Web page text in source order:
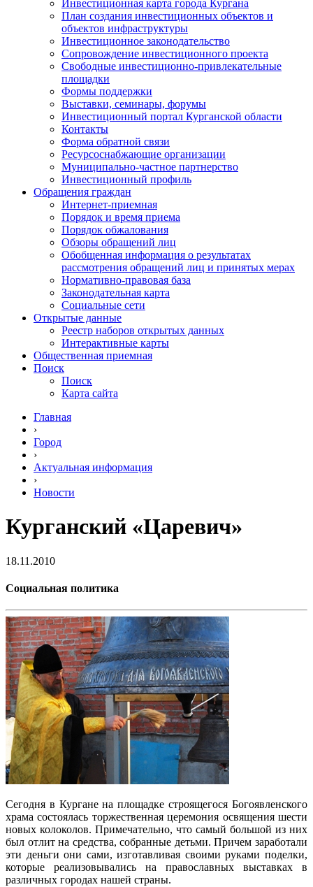
Инвестиционная карта города Кургана
План создания инвестиционных объектов и
объектов инфраструктуры
Инвестиционное законодательство
Сопровождение инвестиционного проекта
Свободные инвестиционно-привлекательные
площадки
Формы поддержки
Выставки, семинары, форумы
Инвестиционный портал Курганской области
Контакты
Форма обратной связи
Ресурсоснабжающие организации
Муниципально-частное партнерство
Инвестиционный профиль
Обращения граждан
Интернет-приемная
Порядок и время приема
Порядок обжалования
Обзоры обращений лиц
Обобщенная информация о результатах
рассмотрения обращений лиц и принятых мерах
Нормативно-правовая база
Законодательная карта
Социальные сети
Открытые данные
Реестр наборов открытых данных
Интерактивные карты
Общественная приемная
Поиск
Поиск
Карта сайта
Главная
›
Город
›
Актуальная информация
›
Новости
Курганский «Царевич»
18.11.2010
Социальная политика
Сегодня в Кургане на площадке строящегося Богоявленского
храма состоялась торжественная церемония освящения шести
новых колоколов. Примечательно, что самый большой из них
был отлит на средства, собранные детьми. Причем заработали
эти деньги они сами, изготавливая своими руками поделки,
которые реализовывались на православных выставках в
различных городах нашей страны.